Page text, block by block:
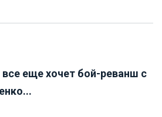
еще хочет бой-реванш с